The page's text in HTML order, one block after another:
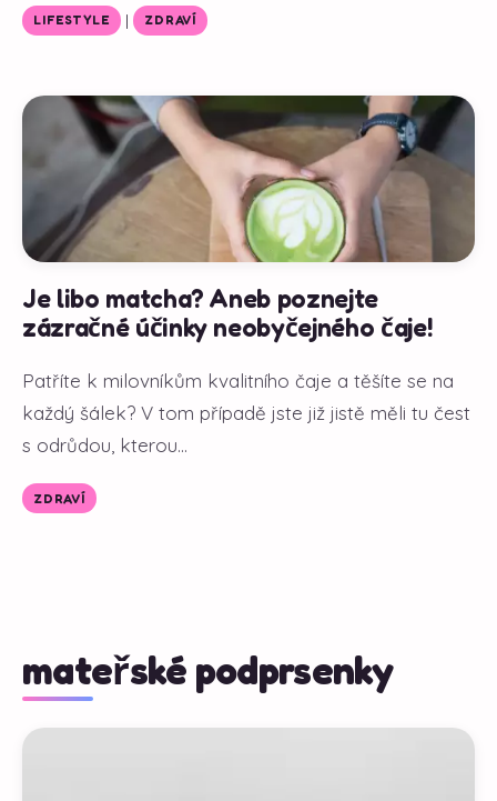
LIFESTYLE | ZDRAVÍ
Je libo matcha? Aneb poznejte
zázračné účinky neobyčejného čaje!
Patříte k milovníkům kvalitního čaje a těšíte se na
každý šálek? V tom případě jste již jistě měli tu čest
s odrůdou, kterou...
ZDRAVÍ
mateřské podprsenky